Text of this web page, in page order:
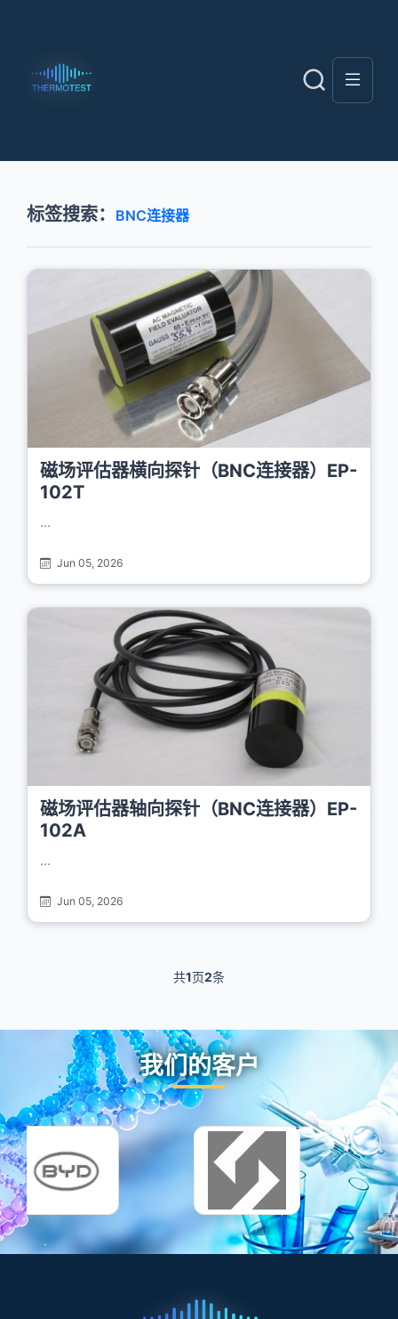
标签搜索： BNC连接器
磁场评估器横向探针（BNC连接器）EP-
102T
...
Jun 05, 2026
磁场评估器轴向探针（BNC连接器）EP-
102A
...
Jun 05, 2026
共1页2条
我们的客户